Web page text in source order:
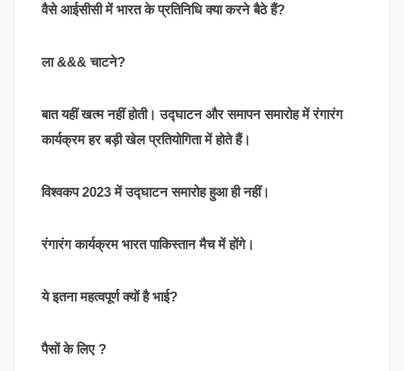
वैसे आईसीसी में भारत के प्रतिनिधि क्या करने बैठे हैं?
ला &&& चाटने?
बात यहीं खत्म नहीं होती। उद्घाटन और समापन समारोह में रंगारंग
कार्यक्रम हर बड़ी खेल प्रतियोगिता में होते हैं।
विश्वकप 2023 में उद्घाटन समारोह हुआ ही नहीं।
रंगारंग कार्यक्रम भारत पाकिस्तान मैच में होंगे।
ये इतना महत्वपूर्ण क्यों है भाई?
पैसों के लिए ?